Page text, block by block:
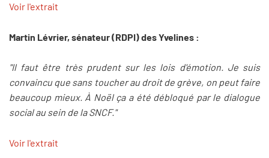
Voir l'extrait
Martin Lévrier, sénateur (RDPI) des Yvelines :
"Il faut être très prudent sur les lois d'émotion. Je suis
convaincu que sans toucher au droit de grève, on peut faire
beaucoup mieux. À Noël ça a été débloqué par le dialogue
social au sein de la SNCF."
Voir l'extrait